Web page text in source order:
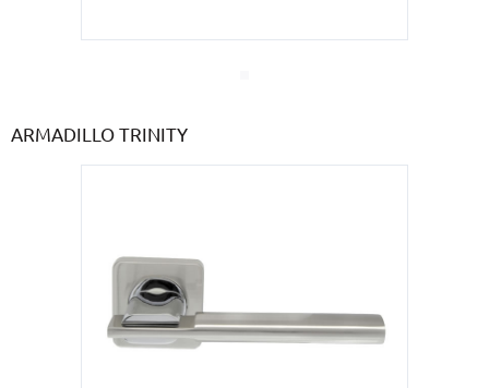
ARMADILLO TRINITY